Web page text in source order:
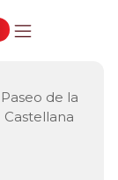
Paseo de la
Castellana